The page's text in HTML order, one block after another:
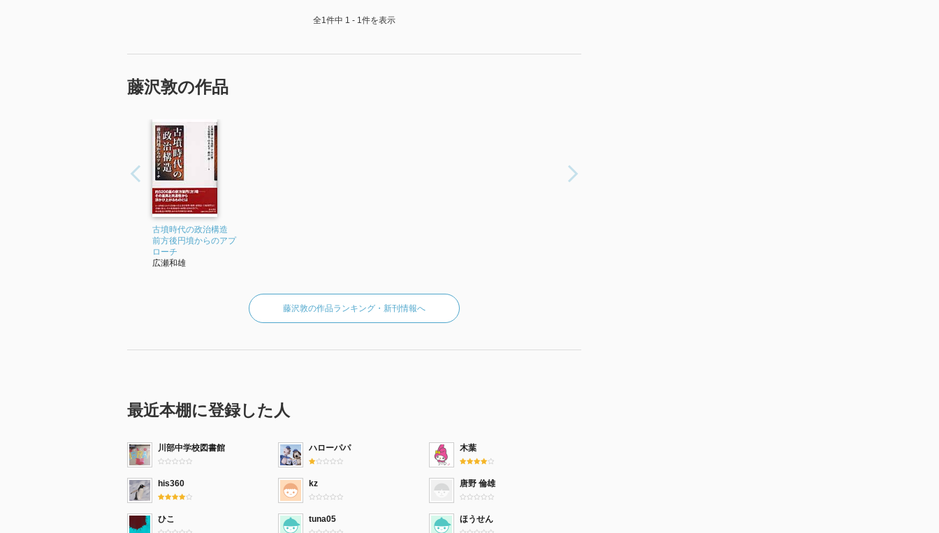
全1件中 1 - 1件を表示
藤沢敦の作品
古墳時代の政治構造
前方後円墳からのアプ
ローチ
広瀬和雄
藤沢敦の作品ランキング・新刊情報へ
最近本棚に登録した人
川部中学校図書館 ハローパパ 木葉
his360 kz 唐野 倫雄
ひこ tuna05 ほうせん